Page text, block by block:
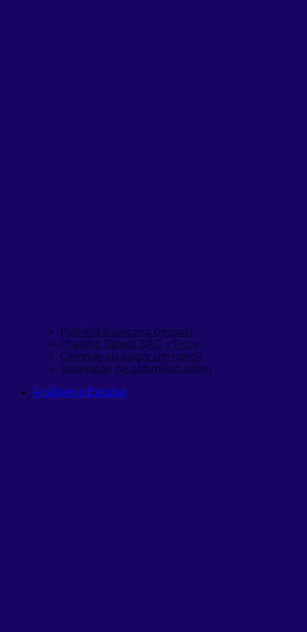
Planilha financeira pessoal
Planilha Tabela SAC x Price
Comprar ou alugar um carro?
Simulação de patrimônio futuro
Análises e Estudos